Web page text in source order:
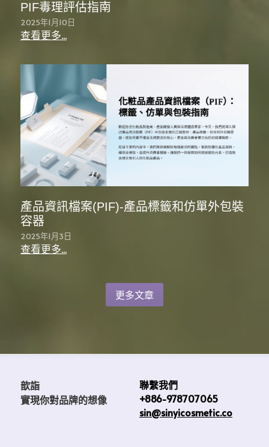
PIF毒理評估指南
2025年1月10日
查看更多...
產品資訊檔案(PIF)-產品標籤和仿單外包裝
容器
2025年1月3日
查看更多...
更多文章
歆詣
實現你對品牌的想像
聯繫我們
+886-978707065
sin@sinyicosmetic.co